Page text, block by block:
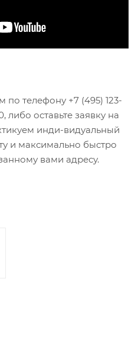
по телефону +7 (495) 123-
либо оставьте заявку на
инди-видуальный
и максимально быстро
вами адресу.